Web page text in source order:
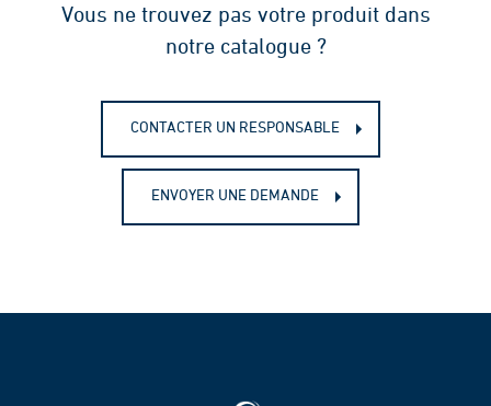
Vous ne trouvez pas votre produit dans
notre catalogue ?
CONTACTER UN RESPONSABLE
ENVOYER UNE DEMANDE